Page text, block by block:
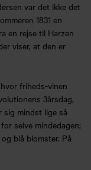
var det ikke det
1831 en
en rejse til Harzen
viser, at den er
friheds-vinen
3årsdag,
sig mindst lige så
selve mindedagen;
blå blomster. På